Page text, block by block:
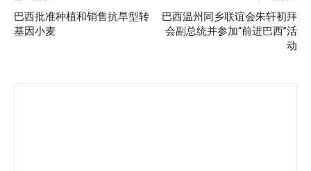
巴西批准种植和销售抗旱型转
基因小麦
巴西温州同乡联谊会朱轩初拜
会副总统并参加“前进巴西”活
动